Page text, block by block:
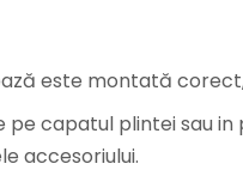
este montată
capatul plintei sau
accesoriului.